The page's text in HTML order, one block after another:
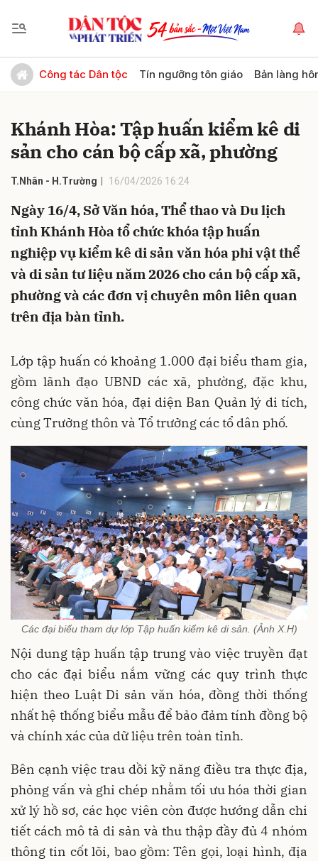
Công tác Dân tộc Tín ngưỡng tôn giáo Bản làng
Khánh Hòa: Tập huấn kiểm kê di
sản cho cán bộ cấp xã, phường
T.Nhân - H.Trường 16/04/2026 16:24
Ngày 16/4, Sở Văn hóa, Thể thao và Du lịch
tỉnh Khánh Hòa tổ chức khóa tập huấn
nghiệp vụ kiểm kê di sản văn hóa phi vật thể
và di sản tư liệu năm 2026 cho cán bộ cấp xã,
phường và các đơn vị chuyên môn liên quan
trên địa bàn tỉnh.
Lớp tập huấn có khoảng 1.000 đại biểu tham gia,
gồm lãnh đạo UBND các xã, phường, đặc khu,
công chức văn hóa, đại diện Ban Quản lý di tích,
cùng Trưởng thôn và Tổ trưởng các tổ dân phố.
Các đại biểu tham dự lớp Tập huấn kiểm kê di sản. (Ảnh X.H)
Nội dung tập huấn tập trung vào việc truyền đạt
cho các đại biểu nắm vững các quy trình thực
hiện theo Luật Di sản văn hóa, đồng thời thống
nhất hệ thống biểu mẫu để bảo đảm tính đồng bộ
và chính xác của dữ liệu trên toàn tỉnh.
Bên cạnh việc trau dồi kỹ năng điều tra thực địa,
phỏng vấn và ghi chép nhằm tối ưu hóa thời gian
xử lý hồ sơ, các học viên còn được hướng dẫn chi
tiết cách mô tả di sản và thu thập đầy đủ 4 nhóm
thông tin cốt lõi, bao gồm: Tên gọi, loại hình, địa
Gửi bình luận
Hủy Gửi